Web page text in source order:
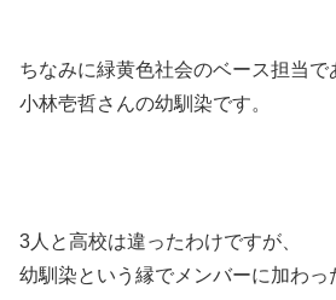
ちなみに緑黄色社会のベース担当で
小林壱哲さんの幼馴染です。
3人と高校は違ったわけですが、
幼馴染という縁でメンバーに加わっ